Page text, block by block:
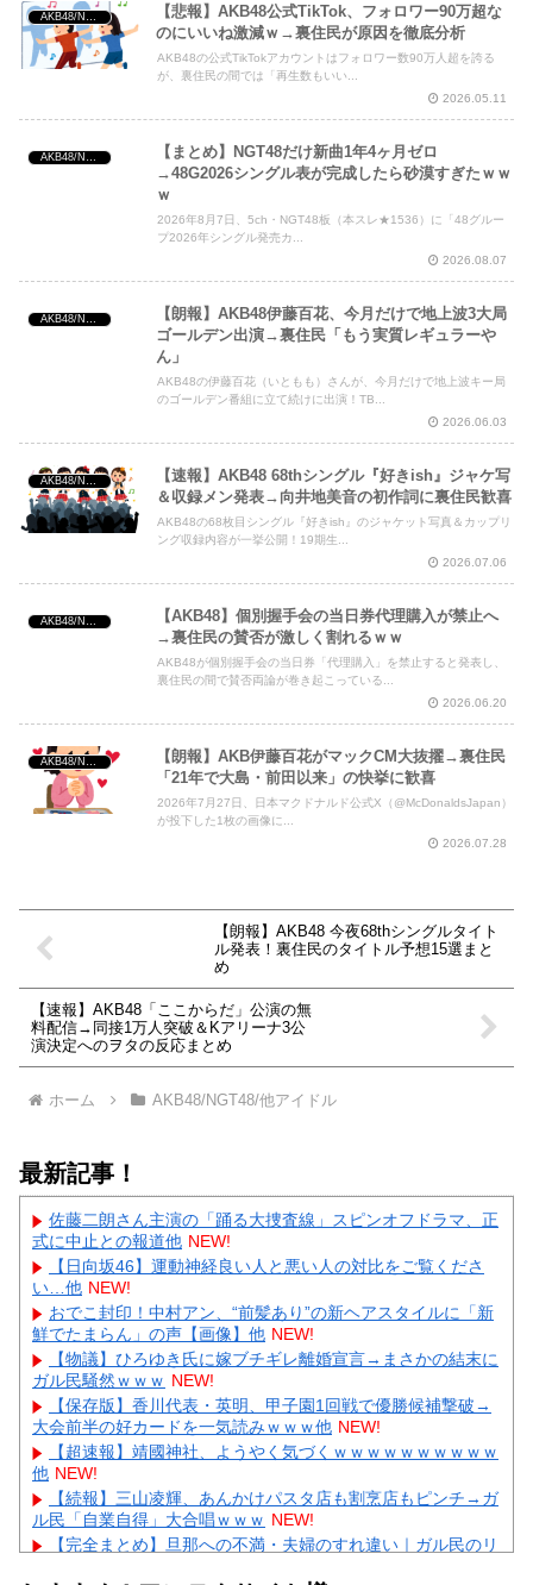
AKB48/NGT48/他アイドル
【悲報】AKB48公式TikTok、フォロワー90万超な
のにいいね激減ｗ→裏住民が原因を徹底分析
AKB48の公式TikTokアカウントはフォロワー数90万人超を誇る
が、裏住民の間では「再生数もいい...
2026.05.11
AKB48/NGT48/他アイドル
【まとめ】NGT48だけ新曲1年4ヶ月ゼロ
→48G2026シングル表が完成したら砂漠すぎたｗｗ
ｗ
2026年8月7日、5ch・NGT48板（本スレ★1536）に「48グルー
プ2026年シングル発売カ...
2026.08.07
【朗報】AKB48伊藤百花、今月だけで地上波3大局
ゴールデン出演→裏住民「もう実質レギュラーや
ん」
AKB48の伊藤百花（いともも）さんが、今月だけで地上波キー局
のゴールデン番組に立て続けに出演！TB...
2026.06.03
【速報】AKB48 68thシングル『好きish』ジャケ写
＆収録メン発表→向井地美音の初作詞に裏住民歓喜
AKB48の68枚目シングル『好きish』のジャケット写真＆カップリ
ング収録内容が一挙公開！19期生...
2026.07.06
【AKB48】個別握手会の当日券代理購入が禁止へ
→裏住民の賛否が激しく割れるｗｗ
AKB48が個別握手会の当日券「代理購入」を禁止すると発表し、
裏住民の間で賛否両論が巻き起こっている...
2026.06.20
【朗報】AKB伊藤百花がマックCM大抜擢→裏住民
「21年で大島・前田以来」の快挙に歓喜
2026年7月27日、日本マクドナルド公式X（@McDonaldsJapan）
が投下した1枚の画像に...
2026.07.28
【朗報】AKB48 今夜68thシングルタイト
ル発表！裏住民のタイトル予想15選まと
め
【速報】AKB48「ここからだ」公演の無
料配信→同接1万人突破＆Kアリーナ3公
演決定へのヲタの反応まとめ
ホーム AKB48/NGT48/他アイドル
最新記事！
佐藤二朗さん主演の「踊る大捜査線」スピンオフドラマ、正
式に中止との報道他 NEW!
【日向坂46】運動神経良い人と悪い人の対比をご覧くださ
い…他 NEW!
おでこ封印！中村アン、“前髪あり”の新ヘアスタイルに「新
鮮でたまらん」の声【画像】他 NEW!
【物議】ひろゆき氏に嫁ブチギレ離婚宣言→まさかの結末に
ガル民騒然ｗｗｗ NEW!
【保存版】香川代表・英明、甲子園1回戦で優勝候補撃破→
大会前半の好カードを一気読みｗｗｗ他 NEW!
【超速報】靖國神社、ようやく気づくｗｗｗｗｗｗｗｗｗｗ
他 NEW!
【続報】三山凌輝、あんかけパスタ店も割烹店もピンチ→ガ
ル民「自業自得」大合唱ｗｗｗ NEW!
【完全まとめ】旦那への不満・夫婦のすれ違い｜ガル民のリ